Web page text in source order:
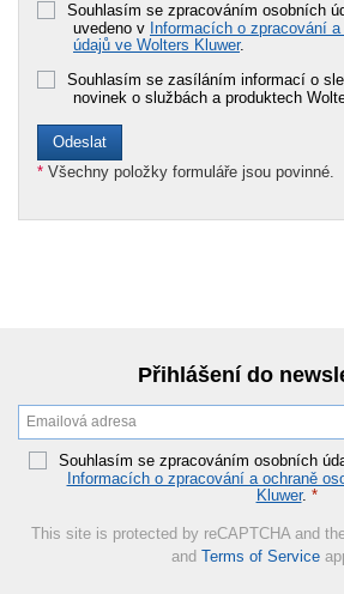
Souhlasím se zpracováním osobních
uvedeno v Informacích o zpracování
údajů ve Wolters Kluwer.
Souhlasím se zasíláním informací o
novinek o službách a produktech
* Všechny položky formuláře jsou povinné.
Přihlášení do
Souhlasím se zpracováním osobních
Informacích o zpracování a ochraně
Kluwer. *
This site is protected by reCAPTCHA and
and Terms of Service